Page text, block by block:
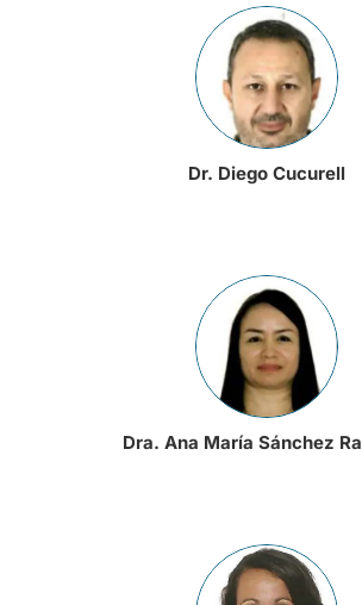
Dr. Diego Cucurell
Dra. Ana María Sánchez